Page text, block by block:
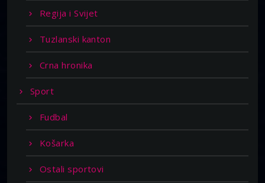
Regija i Svijet
Tuzlanski kanton
Crna hronika
Sport
Fudbal
Košarka
Ostali sportovi